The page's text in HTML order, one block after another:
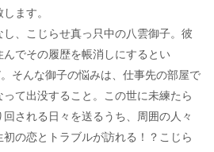
ます。
、こじらせ真っ只中の八雲御子。彼
でその履歴を帳消しにするとい
そんな御子の悩みは、仕事先の部屋で
て出没すること。この世に未練たら
される日々を送るうち、周囲の人々
の恋とトラブルが訪れる！？こじら